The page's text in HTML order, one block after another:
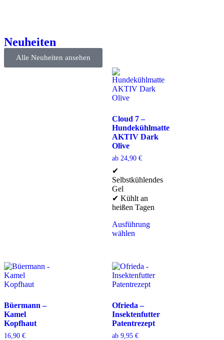
Neuheiten
Alle Neuheiten ansehen
Cloud 7 –
Hundekühlmatte
AKTIV Dark
Olive
ab 24,90 €
✔
Selbstkühlendes
Gel
✔ Kühlt an
heißen Tagen
Ausführung
wählen
Büermann –
Kamel
Kopfhaut
16,90 €
Ofrieda –
Insektenfutter
Patentrezept
ab 9,95 €